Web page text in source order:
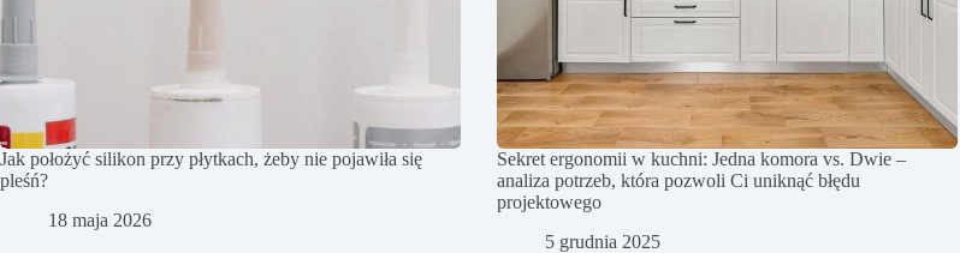
Jak położyć silikon przy płytkach, żeby nie pojawiła się
pleśń?
18 maja 2026
Sekret ergonomii w kuchni: Jedna komora vs. Dwie –
analiza potrzeb, która pozwoli Ci uniknąć błędu
projektowego
5 grudnia 2025